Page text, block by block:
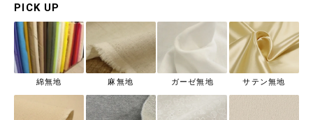
PICK UP
綿無地 麻無地 ガーゼ無地 サテン無地